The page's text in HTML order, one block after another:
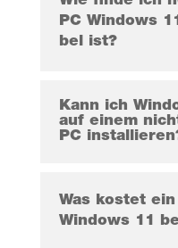
PC Win­dows
bel ist?
Kann ich
auf einem
PC
Was kos­tet
Win­dows 11